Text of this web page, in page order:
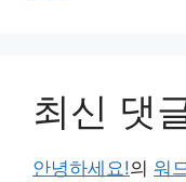
최신 댓
안녕하세요!의 워